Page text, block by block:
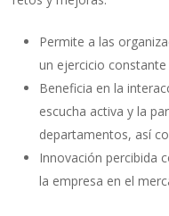
Permite a las
un ejercicio
Beneficia en la
escucha activa y la
departamentos, así
Innovación percibida
la empresa en el